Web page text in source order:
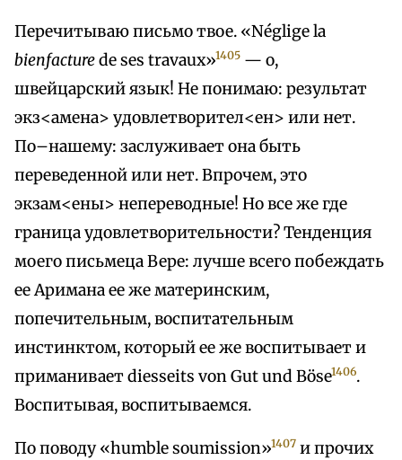
Перечитываю письмо твое. «Néglige la
bienfacturede ses travaux»1405 — о,
швейцарский язык! He понимаю: результат
экз<амена> удовлетворител<ен> или нет.
По–нашему: заслуживает она быть
переведенной или нет. Впрочем, это
экзам<ены> непереводные! Но все же где
граница удовлетворительности? Тенденция
моего письмеца Вере: лучше всего побеждать
ее Аримана ее же материнским,
попечительным, воспитательным
инстинктом, который ее же воспитывает и
приманивает diesseits von Gut und Böse1406.
Воспитывая, воспитываемся.
По поводу «humble soumission»1407 и прочих